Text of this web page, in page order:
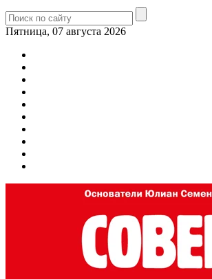
Пятница, 07 августа 2026